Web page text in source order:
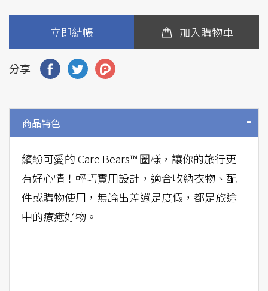
立即結帳 加入購物車
分享
商品特色
繽紛可愛的 Care Bears™ 圖樣，讓你的旅行更
有好心情！輕巧實用設計，適合收納衣物、配
件或購物使用，無論出差還是度假，都是旅途
中的療癒好物。